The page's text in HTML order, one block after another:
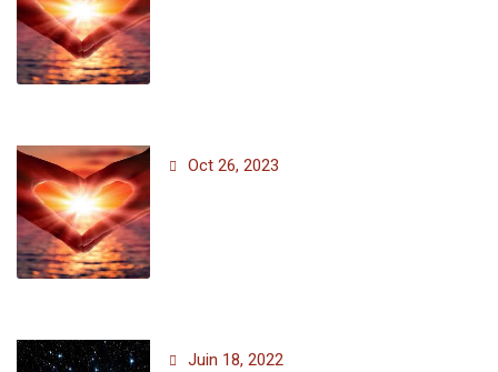
Oct 26, 2023
Juin 18, 2022